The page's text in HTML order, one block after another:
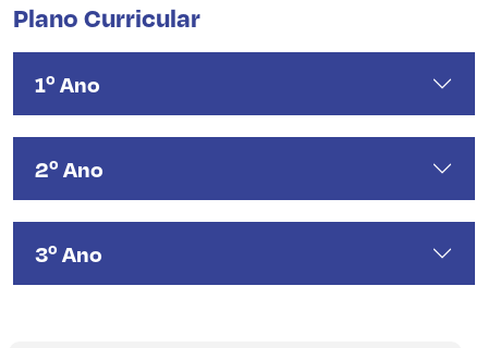
Plano Curricular
1º Ano
2º Ano
3º Ano